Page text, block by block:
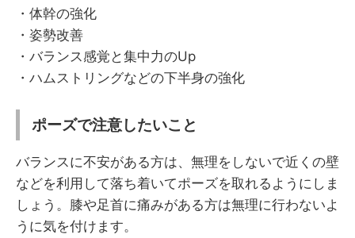
・体幹の強化
・姿勢改善
・バランス感覚と集中力のUp
・ハムストリングなどの下半身の強化
ポーズで注意したいこと
バランスに不安がある方は、無理をしないで近くの壁
などを利用して落ち着いてポーズを取れるようにしま
しょう。膝や足首に痛みがある方は無理に行わないよ
うに気を付けます。